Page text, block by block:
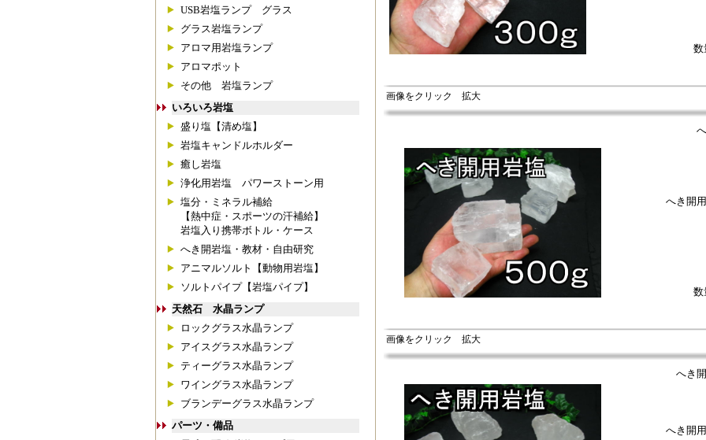
USB岩塩ランプ グラス
グラス岩塩ランプ
アロマ用岩塩ランプ
アロマポット
その他 岩塩ランプ
いろいろ岩塩
盛り塩【清め塩】
岩塩キャンドルホルダー
癒し岩塩
浄化用岩塩 パワーストーン用
塩分・ミネラル補給
【熱中症・スポーツの汗補給】
岩塩入り携帯ボトル・ケース
へき開岩塩・教材・自由研究
アニマルソルト【動物用岩塩】
ソルトパイプ【岩塩パイプ】
天然石 水晶ランプ
ロックグラス水晶ランプ
アイスグラス水晶ランプ
ティーグラス水晶ランプ
ワイングラス水晶ランプ
ブランデーグラス水晶ランプ
パーツ・備品
画像をクリック 拡大
へき開
画像をクリック 拡大
へき
へき開